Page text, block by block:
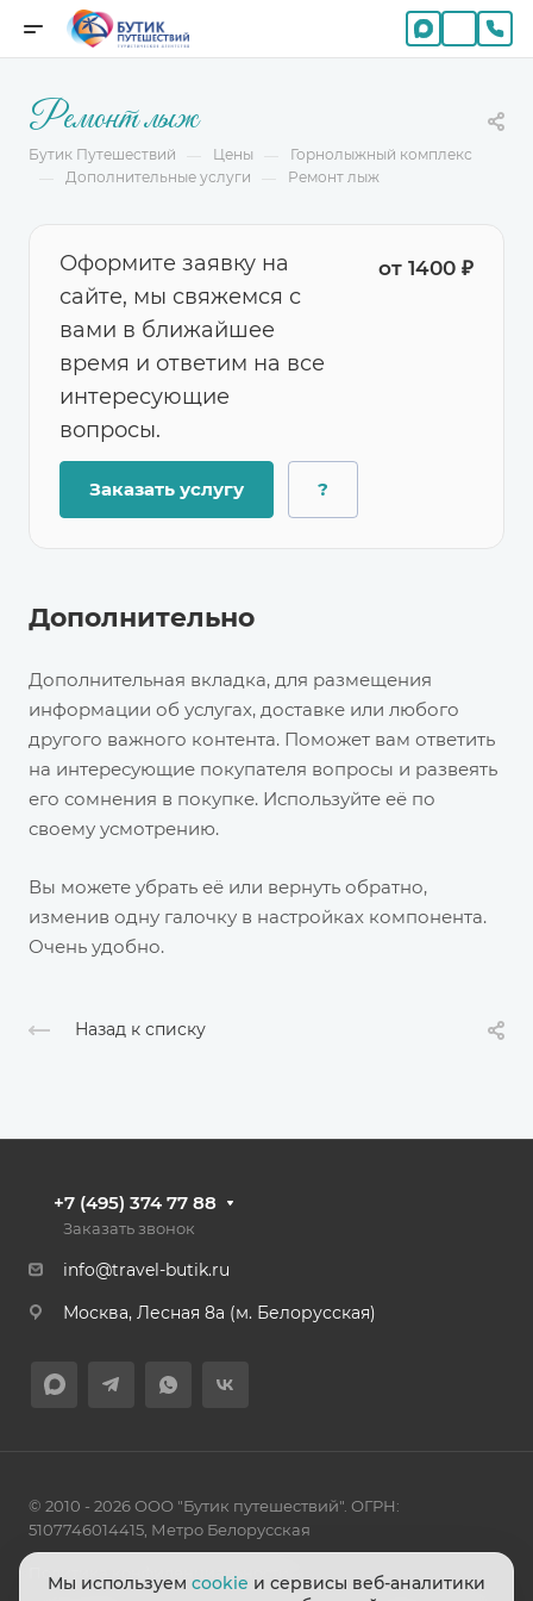
Ремонт лыж
Бутик Путешествий Цены
Горнолыжный комплекс
Дополнительные услуги Ремонт лыж
Оформите заявку на
сайте, мы свяжемся с
вами в ближайшее
время и ответим на все
интересующие
вопросы.
от 1400 ₽
Заказать услугу ?
Дополнительно
Дополнительная вкладка, для размещения
информации об услугах, доставке или любого
другого важного контента. Поможет вам ответить
на интересующие покупателя вопросы и развеять
его сомнения в покупке. Используйте её по
своему усмотрению.
Вы можете убрать её или вернуть обратно,
изменив одну галочку в настройках компонента.
Очень удобно.
Назад к списку
+7 (495) 374 77 88
Заказать звонок
info@travel-butik.ru
Москва, Лесная 8а (м. Белорусская)
© 2010 - 2026 ООО "Бутик путешествий". ОГРН:
5107746014415, Метро Белорусская
Политика конфиденциальности
Мы используем cookie и сервисы веб-аналитики